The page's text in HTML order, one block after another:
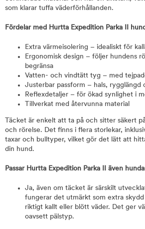
som klarar tuffa väderförhållanden.
Fördelar med Hurtta Expedition Parka II
Extra värmeisolering – idealiskt för
Ergonomisk design – följer hundens
begränsa
Vatten- och vindtätt tyg – med
Justerbar passform – hals, rygglängd
Reflexdetaljer – för ökad synlighet i
Tillverkat med återvunna material
Täcket är enkelt att ta på och sitter säkert
och rörelse. Det finns i flera storlekar,
taxar och bulltyper, vilket gör det lätt att
din hund.
Passar Hurtta Expedition Parka II även
Ja, även om täcket är särskilt
fungerar det utmärkt som extra
riktigt kallt eller blött väder. Det ger
oavsett pälstyp.